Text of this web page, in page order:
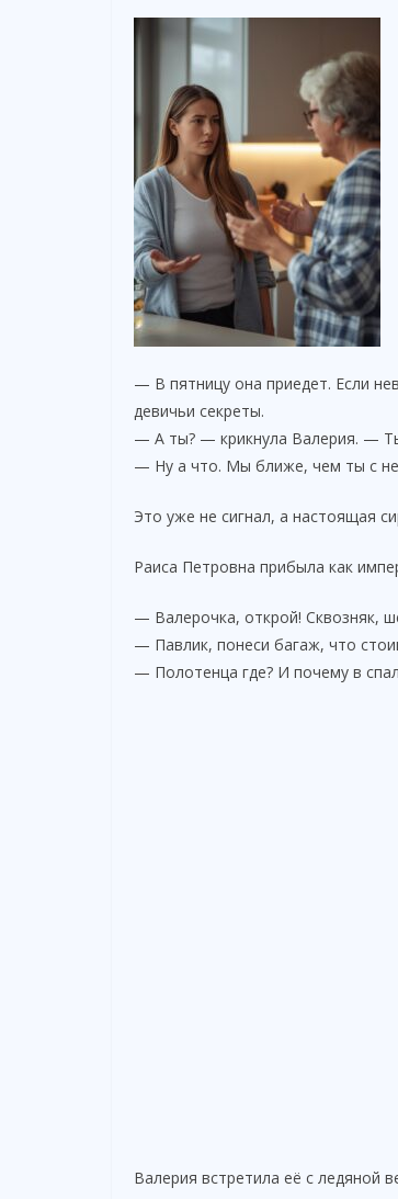
— В пятницу она приедет. Если
девичьи секреты.
— А ты? — крикнула Валерия. —
— Ну а что. Мы ближе, чем ты с
Это уже не сигнал, а настоящая
Раиса Петровна прибыла как
— Валерочка, открой! Сквозняк,
— Павлик, понеси багаж, что
— Полотенца где? И почему в
Валерия встретила её с ледяной